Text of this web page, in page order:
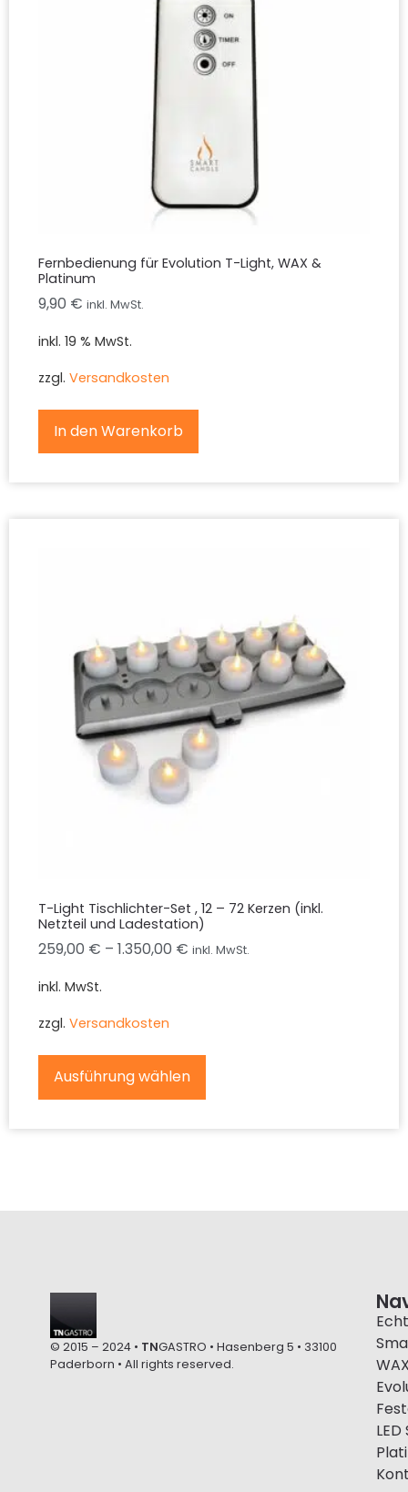
Fernbedienung für Evolution T-Light, WAX &
Platinum
9,90 € inkl. MwSt.
inkl. 19 % MwSt.
zzgl. Versandkosten
In den Warenkorb
T-Light Tischlichter-Set , 12 – 72 Kerzen (inkl.
Netzteil und Ladestation)
259,00 € – 1.350,00 € inkl. MwSt.
inkl. MwSt.
zzgl. Versandkosten
Ausführung wählen
© 2015 – 2024 • TNGASTRO • Hasenberg 5 • 33100
Paderborn • All rights reserved.